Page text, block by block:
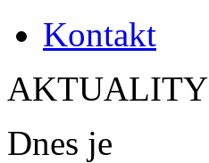
Kontakt
AKTUALITY
Dnes je